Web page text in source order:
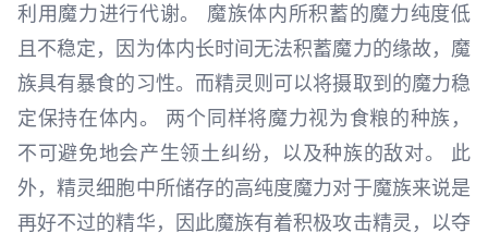
利用魔力进行代谢。 魔族体内所积蓄的魔力纯度低
且不稳定，因为体内长时间无法积蓄魔力的缘故，魔
族具有暴食的习性。而精灵则可以将摄取到的魔力稳
定保持在体内。 两个同样将魔力视为食粮的种族，
不可避免地会产生领土纠纷，以及种族的敌对。 此
外，精灵细胞中所储存的高纯度魔力对于魔族来说是
再好不过的精华，因此魔族有着积极攻击精灵，以夺